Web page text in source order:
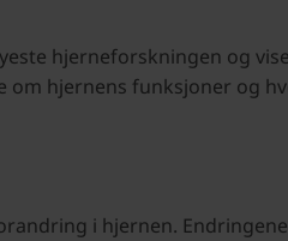
hjerneforskningen og
hjernens funksjoner og
i hjernen.